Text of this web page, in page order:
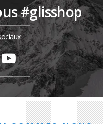
#glisshop